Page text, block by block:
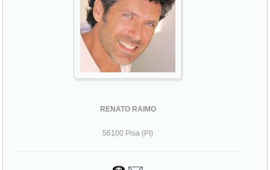
RENATO RAIMO
56100 Pisa (PI)